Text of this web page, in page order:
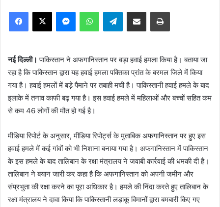
Facebook
X MessengerWhatsAppTelegramShare via Email Print
नई दिल्ली। पाकिस्तान ने अफगानिस्तान पर बड़ा हवाई हमला किया है। बताया जा
रहा है कि पाकिस्तान द्वारा यह हवाई हमला पक्तिका प्रांत के बरमल जिले में किया
गया है। हवाई हमलों में बड़े पैमाने पर तबाही मची है। पाकिस्तानी हवाई हमले के बाद
इलाके में तनाव काफी बढ़ गया है। इस हवाई हमले में महिलाओं और बच्चों सहित कम
से कम 46 लोगों की मौत हो गई है।
मीडिया रिपोर्ट के अनुसार, मीडिया रिपोर्ट्स के मुताबिक अफगानिस्तान पर हुए इस
हवाई हमले में कई गांवों को भी निशाना बनाया गया है। अफगानिस्तान में पाकिस्तान
के इस हमले के बाद तालिबान के रक्षा मंत्रालय ने जवाबी कार्रवाई की धमकी दी है।
तालिबान ने बयान जारी कर कहा है कि अफगानिस्तान को अपनी जमीन और
संप्रभुता की रक्षा करने का पूरा अधिकार है। हमले की निंदा करते हुए तालिबान के
रक्षा मंत्रालय ने दावा किया कि पाकिस्तानी लड़ाकू विमानों द्वारा बमबारी किए गए